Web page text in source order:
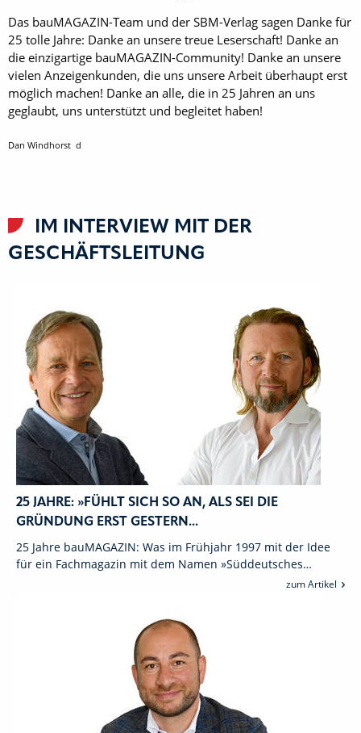
Das bauMAGAZIN-Team und der SBM-Verlag sagen Danke für
25 tolle Jahre: Danke an unsere treue Leserschaft! Danke an
die einzigartige bauMAGAZIN-Community! Danke an unsere
vielen Anzeigenkunden, die uns unsere Arbeit überhaupt erst
möglich machen! Danke an alle, die in 25 Jahren an uns
geglaubt, uns unterstützt und begleitet haben!
Dan Windhorst d
IM INTERVIEW MIT DER
GESCHÄFTSLEITUNG
25 JAHRE: »FÜHLT SICH SO AN, ALS SEI DIE
GRÜNDUNG ERST GESTERN...
25 Jahre bauMAGAZIN: Was im Frühjahr 1997 mit der Idee
für ein Fachmagazin mit dem Namen »Süddeutsches…
zum Artikel